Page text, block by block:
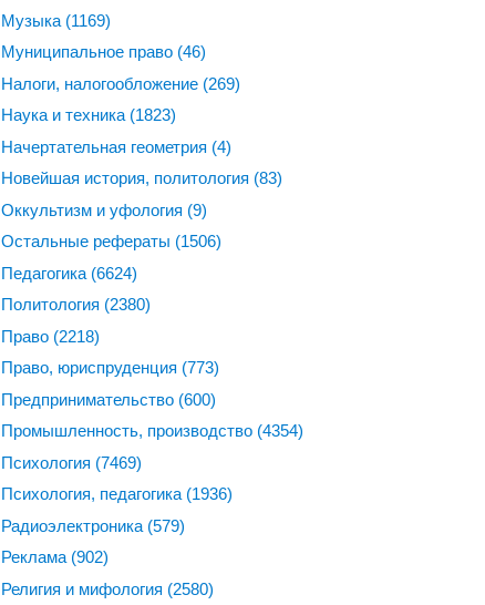
Музыка (1169)
Муниципальное право (46)
Налоги, налогообложение (269)
Наука и техника (1823)
Начертательная геометрия (4)
Новейшая история, политология (83)
Оккультизм и уфология (9)
Остальные рефераты (1506)
Педагогика (6624)
Политология (2380)
Право (2218)
Право, юриспруденция (773)
Предпринимательство (600)
Промышленность, производство (4354)
Психология (7469)
Психология, педагогика (1936)
Радиоэлектроника (579)
Реклама (902)
Религия и мифология (2580)